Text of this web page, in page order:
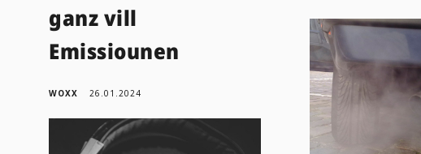
ganz vill
Emissiounen
WOXX 26.01.2024